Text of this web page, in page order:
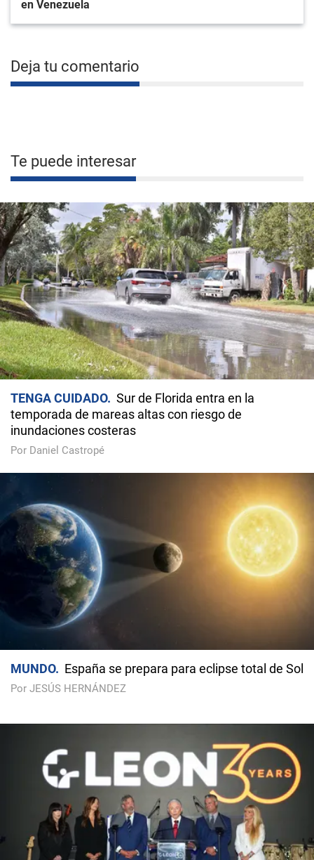
en Venezuela
Deja tu comentario
Te puede interesar
TENGA CUIDADO
Sur de Florida entra en la
temporada de mareas altas con riesgo de
inundaciones costeras
Por Daniel Castropé
MUNDO España se prepara para eclipse total de Sol
Por JESÚS HERNÁNDEZ